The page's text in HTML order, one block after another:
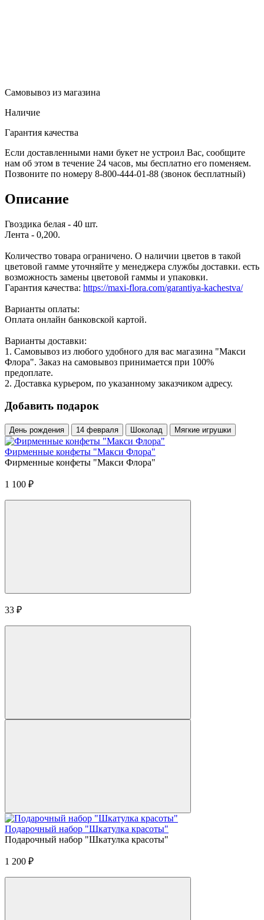
Самовывоз из магазина
Наличие
Гарантия качества
Если доставленными нами букет не устроил Вас, сообщите
нам об этом в течение 24 часов, мы бесплатно его поменяем.
Позвоните по номеру 8-800-444-01-88 (звонок бесплатный)
Описание
Гвоздика белая - 40 шт.
Лента - 0,200.
Количество товара ограничено. О наличии цветов в такой
цветовой гамме уточняйте у менеджера службы доставки. есть
возможность замены цветовой гаммы и упаковки.
Гарантия качества: https://maxi-flora.com/garantiya-kachestva/
Варианты оплаты:
Оплата онлайн банковской картой.
Варианты доставки:
1. Самовывоз из любого удобного для вас магазина "Макси
Флора". Заказ на самовывоз принимается при 100%
предоплате.
2. Доставка курьером, по указанному заказчиком адресу.
Добавить подарок
День рождения 14 февраля Шоколад Мягкие игрушки
Фирменные конфеты "Макси Флора"
Фирменные конфеты "Макси Флора"
1 100 ₽
33 ₽
Подарочный набор "Шкатулка красоты"
Подарочный набор "Шкатулка красоты"
1 200 ₽